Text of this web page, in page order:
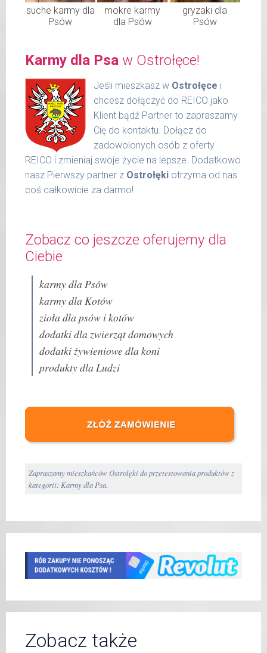
suche karmy dla
Psów
mokre karmy
dla Psów
gryzaki dla
Psów
Karmy dla Psa w Ostrołęce!
Jeśli mieszkasz w Ostrołęce i
chcesz dołączyć do REICO jako
Klient bądź Partner to zapraszamy
Cię do kontaktu. Dołącz do
zadowolonych osób z oferty
REICO i zmieniaj swoje życie na lepsze. Dodatkowo
nasz Pierwszy partner z Ostrołęki otrzyma od nas
coś całkowicie za darmo!
Zobacz co jeszcze oferujemy dla
Ciebie
karmy dla Psów
karmy dla Kotów
zioła dla psów i kotów
dodatki dla zwierząt domowych
dodatki żywieniowe dla koni
produkty dla Ludzi
Zapraszamy mieszkańców Ostrołęki do przetestowania produktów z
kategorii: Karmy dla Psa.
Zobacz także